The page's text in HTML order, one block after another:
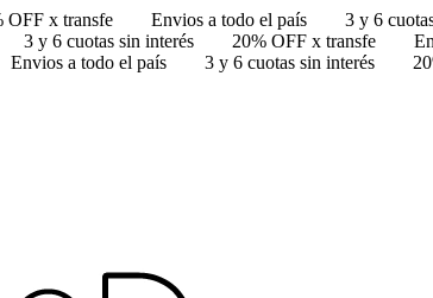
OFF x transfe Envios a todo el país 3 y 6
3 y 6 cuotas sin interés 20% OFF x transfe
Envios a todo el país 3 y 6 cuotas sin interés